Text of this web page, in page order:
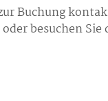
Buchung
besuchen Sie